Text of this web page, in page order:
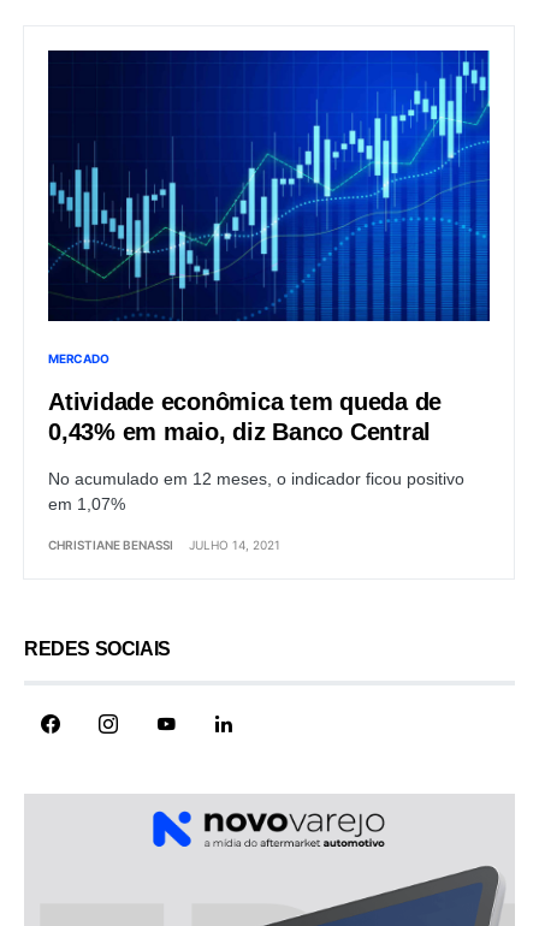
MERCADO
Atividade econômica tem queda de
0,43% em maio, diz Banco Central
No acumulado em 12 meses, o indicador ficou positivo
em 1,07%
CHRISTIANE BENASSI JULHO 14, 2021
REDES SOCIAIS